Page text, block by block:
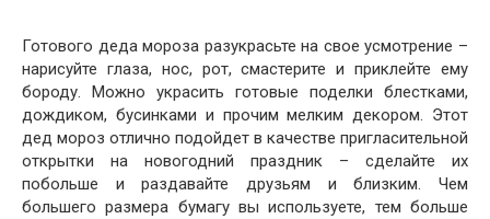
Готового деда мороза разукрасьте на свое усмотрение –
нарисуйте глаза, нос, рот, смастерите и приклейте ему
бороду. Можно украсить готовые поделки блестками,
дождиком, бусинками и прочим мелким декором. Этот
дед мороз отлично подойдет в качестве пригласительной
открытки на новогодний праздник – сделайте их
побольше и раздавайте друзьям и близким. Чем
большего размера бумагу вы используете, тем больше